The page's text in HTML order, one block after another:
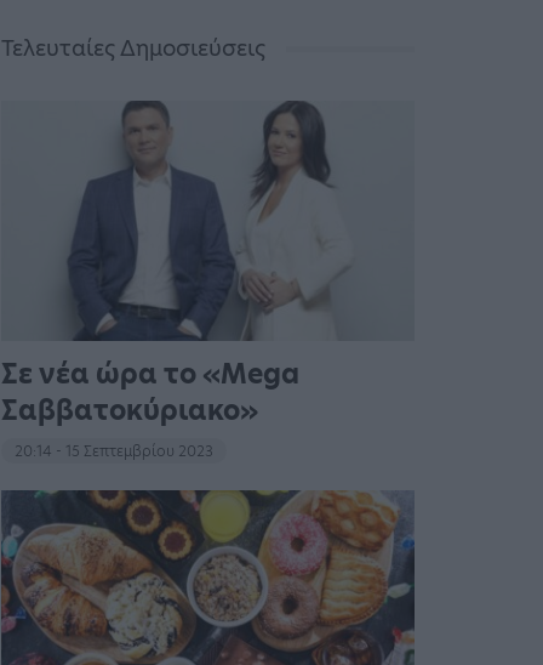
Τελευταίες Δημοσιεύσεις
Σε νέα ώρα το «Mega
Σαββατοκύριακο»
20:14 - 15 Σεπτεμβρίου 2023